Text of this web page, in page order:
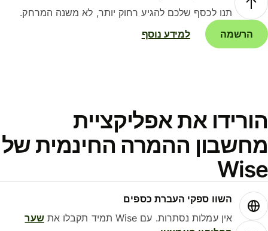
תנו לכסף שלכם להגיע רחוק יותר, לא משנה המרחק.
הרשמה
למידע נוסף
את אפליקציית
ההמרה החינמית של
השוו ספקי העברת כספים
אין עמלות נסתרות. עם Wise תמיד תקבלו את
שער